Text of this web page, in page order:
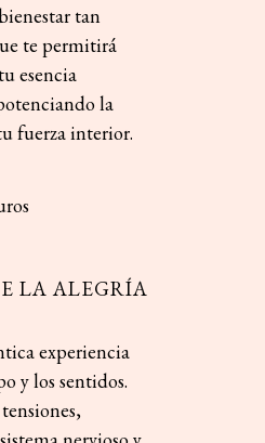
tan
te permitirá
esencia
la
fuerza interior.
LA ALEGRÍA
experiencia
y los sentidos.